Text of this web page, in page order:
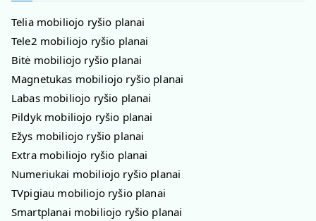
Telia mobiliojo ryšio planai
Tele2 mobiliojo ryšio planai
Bitė mobiliojo ryšio planai
Magnetukas mobiliojo ryšio planai
Labas mobiliojo ryšio planai
Pildyk mobiliojo ryšio planai
Ežys mobiliojo ryšio planai
Extra mobiliojo ryšio planai
Numeriukai mobiliojo ryšio planai
TVpigiau mobiliojo ryšio planai
Smartplanai mobiliojo ryšio planai